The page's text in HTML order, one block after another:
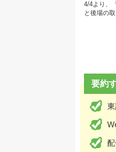
4/4より、
と後場の
要約